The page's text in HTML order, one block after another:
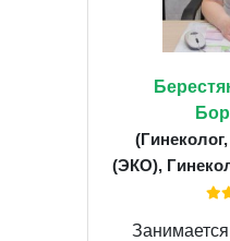
(ЭКО),
Занимается